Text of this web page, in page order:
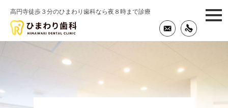
高円寺徒歩３分のひまわり歯科なら夜８時まで診療